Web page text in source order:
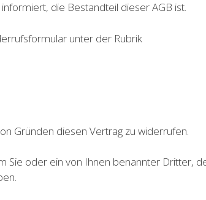
die Bestandteil dieser AGB ist.
unter der Rubrik
Gründen diesen Vertrag zu widerrufen.
Sie oder ein von Ihnen benannter Dritter,